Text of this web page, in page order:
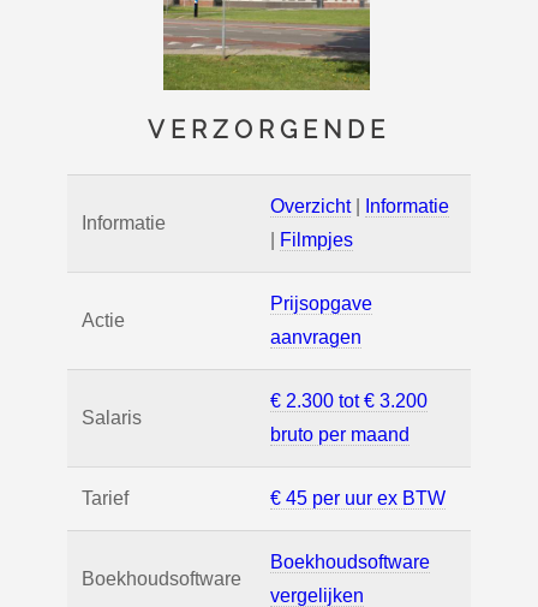
VERZORGENDE
Informatie
Overzicht|
Informatie
Filmpjes
Actie
Prijsopgave
aanvragen
Salaris
€ 2.300 tot € 3.200
bruto per maand
Tarief € 45 per uur ex BTW
Boekhoudsoftware
Boekhoudsoftware
vergelijken